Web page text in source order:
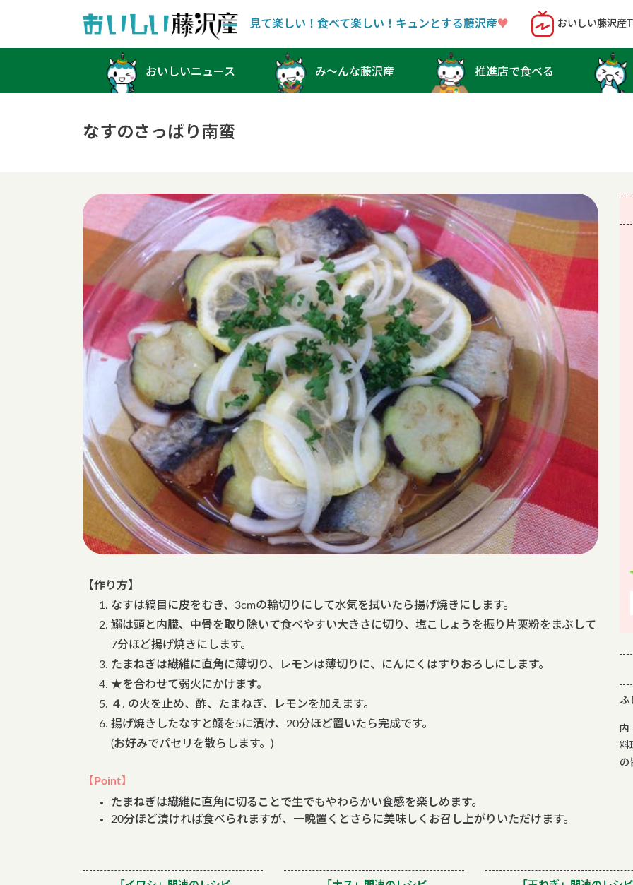
Main Navigation
見て楽しい！食べて楽しい！キュンとする藤沢産♥︎ おいしい藤沢産
おいしいニュース み〜んな藤沢産 推進店で食べる
なすのさっぱり南蛮
【作り方】
なすは縞目に皮をむき、3cmの輪切りにして水気を拭いたら揚げ焼きにします。
鰯は頭と内臓、中骨を取り除いて食べやすい大きさに切り、塩こしょうを振り片栗粉をまぶして
7分ほど揚げ焼きにします。
たまねぎは繊維に直角に薄切り、レモンは薄切りに、にんにくはすりおろしにします。
★を合わせて弱火にかけます。
４. の火を止め、酢、たまねぎ、レモンを加えます。
揚げ焼きしたなすと鰯を5に漬け、20分ほど置いたら完成です。
(お好みでパセリを散らします。)
【Point】
たまねぎは繊維に直角に切ることで生でもやわらかい食感を楽しめます。
20分ほど漬ければ食べられますが、一晩置くとさらに美味しくお召し上がりいただけます。
ふ
料
の